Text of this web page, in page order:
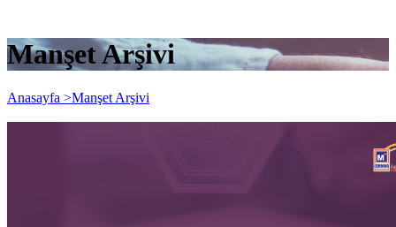
Manşet Arşivi
Anasayfa >Manşet Arşivi